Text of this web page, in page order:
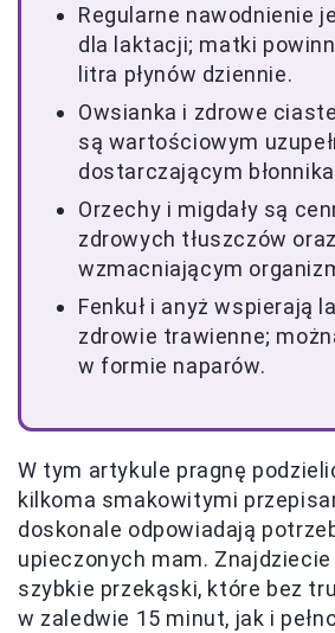
Regularne nawodnienie
dla laktacji; matki
litra płynów dziennie.
Owsianka i zdrowe
są wartościowym
dostarczającym
Orzechy i migdały są
zdrowych tłuszczów
wzmacniającym
Fenkuł i anyż wspierają
zdrowie trawienne;
w formie naparów.
W tym artykule pragnę
kilkoma smakowitymi
doskonale odpowiadają
upieczonych mam.
szybkie przekąski, które bez
w zaledwie 15 minut, jak i